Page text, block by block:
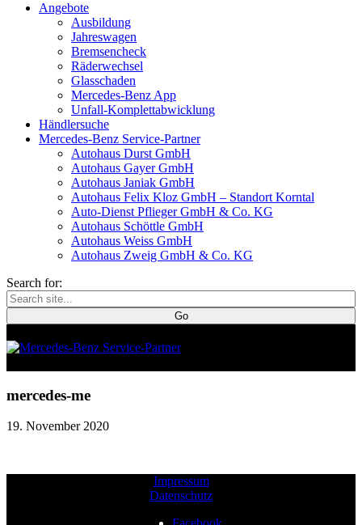
Angebote
Ausbildung
Jahreswagen
Bremsencheck
Räderwechsel
Glasschaden
Mercedes-Benz App
Unfall-Komplettabwicklung
Händlersuche
Mercedes-Benz Service-Partner
Autohaus Durst GmbH
Autohaus Gayer GmbH
Autohaus Janiak GmbH
Autohaus Felix Kloz GmbH – Standort Korntal
Auto-Dienst Pflieger GmbH & Co. KG
Autohaus Schöttle GmbH
Autohaus Weiss GmbH
Autohaus Zweig GmbH & Co. KG
Search for:
mercedes-me
19. November 2020
Impressum
Datenschutz